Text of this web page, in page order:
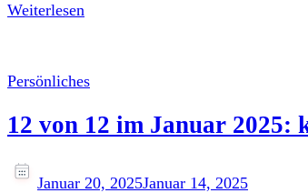
Weiterlesen
Persönliches
12 von 12 im Januar 2025:
Januar 20, 2025Januar 14, 2025